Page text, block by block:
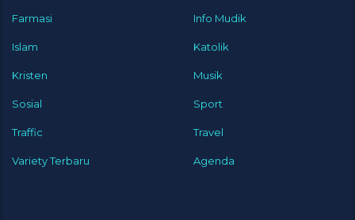
Farmasi Info Mudik
Islam Katolik
Kristen Musik
Sosial Sport
Traffic Travel
Variety Terbaru Agenda